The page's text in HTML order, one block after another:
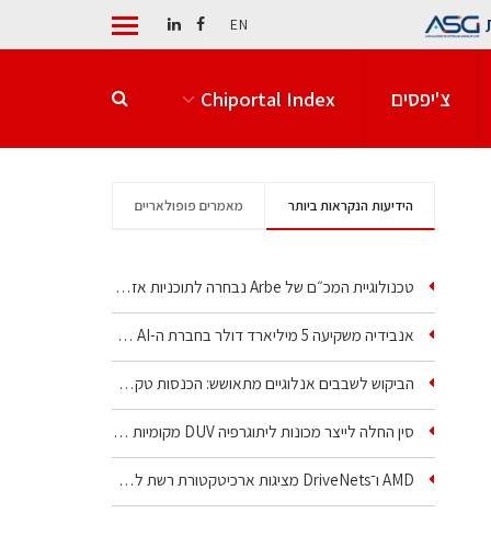
EN
צ'יפסים Chiportal Index
הידיעות הנקראות ביותר מאמרים פופולאריים
טכנולוגיית המכ״ם של Arbe נבחרה לתוכניות אזרחיות וביטחוניות
אנבידיה משקיעה 5 מיליארד דולר בחברת ה-AI של איליה סוצקבר
הביקוש לשבבים אנלוגיים מתאושש: הכנסות טקסס…
סין החלה לייצר מכונות ליתוגרפיה DUV מקומיות בטבילה
AMD ו־DriveNets מציגות ארכיטקטורת רשת לקלאסטרי AI…